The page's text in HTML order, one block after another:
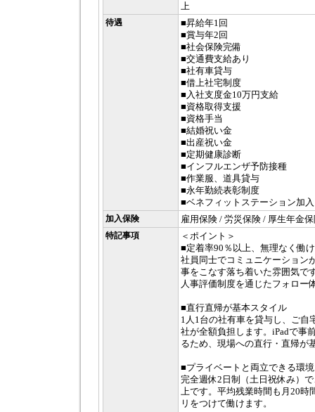
上
待遇
■昇給年1回
■賞与年2回
■社会保険完備
■交通費支給あり
■社有車貸与
■借上社宅制度
■入社支度金10万円支給
■資格取得支援
■資格手当
■結婚祝い金
■出産祝い金
■定期健康診断
■インフルエンザ予防接種
■作業服、道具貸与
■永年勤続表彰制度
■ベネフィットステーション加入
加入保険 雇用保険 / 労災保険 / 厚生年金
特記事項
＜ポイント＞
■定着率90％以上、無理なく働
社員同士でコミュニケーション
事をこなす落ち着いた雰囲気で
人事評価制度を通じたフォロー
■直行直帰が基本スタイル
1人1台の社有車を貸与し、ご自
社が全額負担します。iPadで事
るため、現場への直行・直帰が
■プライベートと両立できる環境
完全週休2日制（土日祝休み）
上です。平均残業時間も月20時
リをつけて働けます。